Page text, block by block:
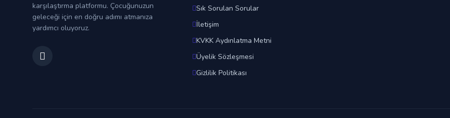
karşılaştırma platformu. Çocuğunuzun
geleceği için en doğru adımı atmanıza
yardımcı oluyoruz.
Sık Sorulan Sorular
İletişim
KVKK Aydınlatma Metni
Üyelik Sözleşmesi
Gizlilik Politikası